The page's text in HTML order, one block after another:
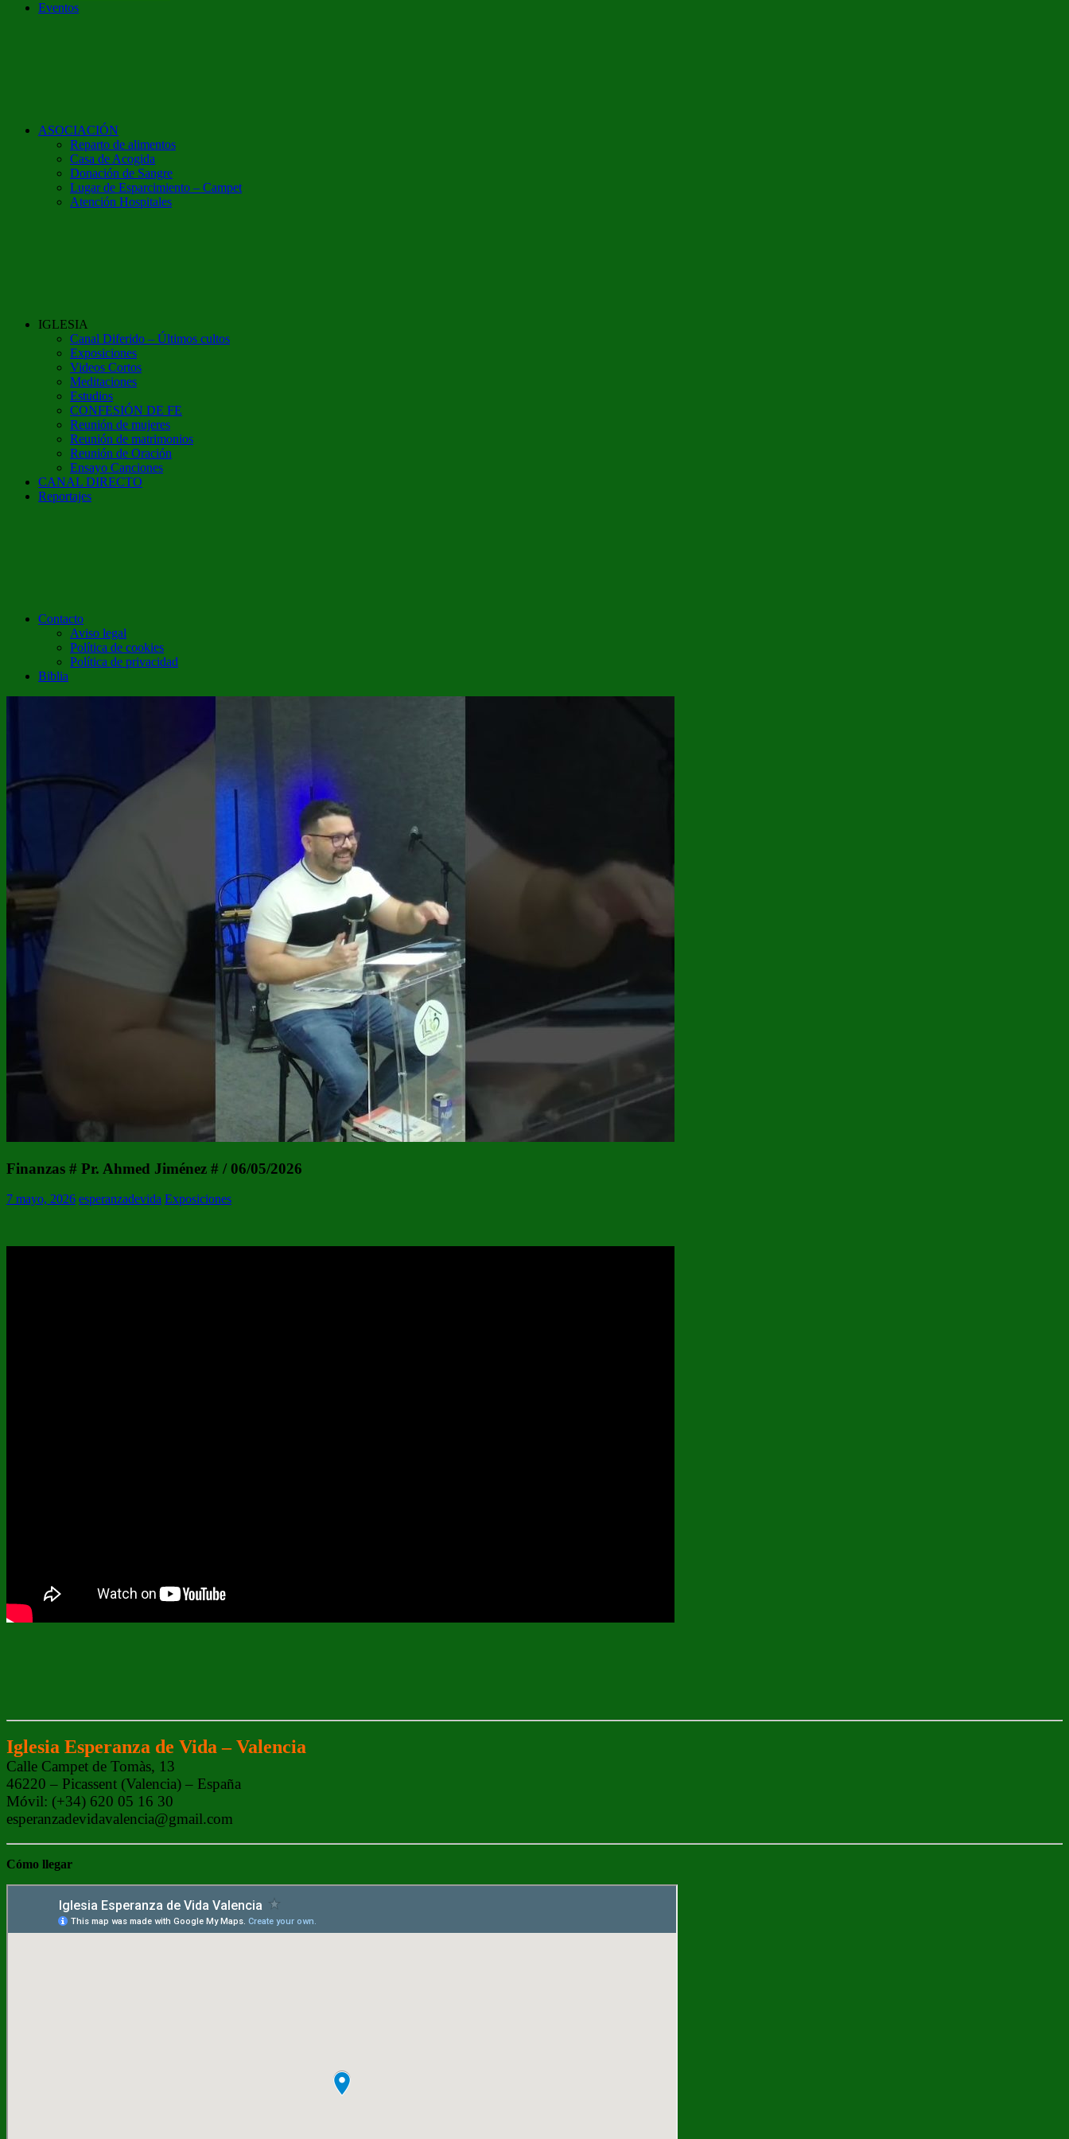
Eventos
ASOCIACIÓN
Reparto de alimentos
Casa de Acogida
Donación de Sangre
Lugar de Esparcimiento – Campet
Atención Hospitales
IGLESIA
Canal Diferido – Últimos cultos
Exposiciones
Videos Cortos
Meditaciones
Estudios
CONFESIÓN DE FE
Reunión de mujeres
Reunión de matrimonios
Reunión de Oración
Ensayo Canciones
CANAL DIRECTO
Reportajes
Contacto
Aviso legal
Política de cookies
Política de privacidad
Biblia
Finanzas # Pr. Ahmed Jiménez # / 06/05/2026
7 mayo, 2026 esperanzadevida Exposiciones
Iglesia Esperanza de Vida – Valencia
Calle Campet de Tomàs, 13
46220 – Picassent (Valencia) – España
Móvil: (+34) 620 05 16 30
esperanzadevidavalencia@gmail.com
Cómo llegar